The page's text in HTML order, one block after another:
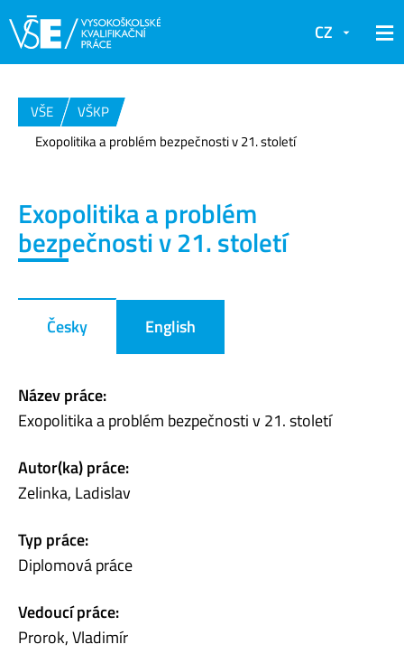
CZ
VŠE
VŠKP
Exopolitika a problém bezpečnosti v 21. století
Exopolitika a problém
bezpečnosti v 21. století
Česky English
Název práce:
Exopolitika a problém bezpečnosti v 21. století
Autor(ka) práce:
Zelinka, Ladislav
Typ práce:
Diplomová práce
Vedoucí práce:
Prorok, Vladimír